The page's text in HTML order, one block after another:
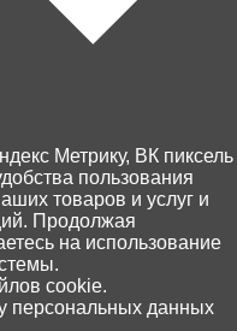
00
Избранное Поиск
Метрику, ВК пиксель
пользования
товаров и услуг и
Продолжая
на использование
cookie.
персональных данных